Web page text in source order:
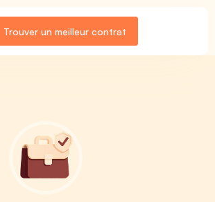
Trouver un meilleur contrat